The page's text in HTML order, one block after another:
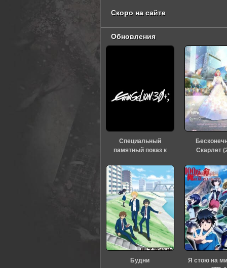
Скоро на сайте
Обновления
Специальный
памятный показ к
«Евангелиона» (2026)
Скарлет
Будни
Я стою на